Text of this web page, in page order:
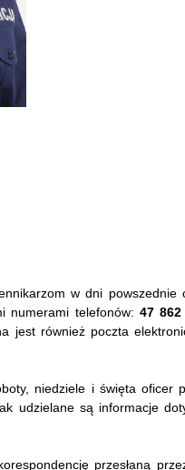
w dni powszednie
numerami telefonów: 47
jest również poczta
niedziele i święta oficer
udzielane są informacje
przesłaną